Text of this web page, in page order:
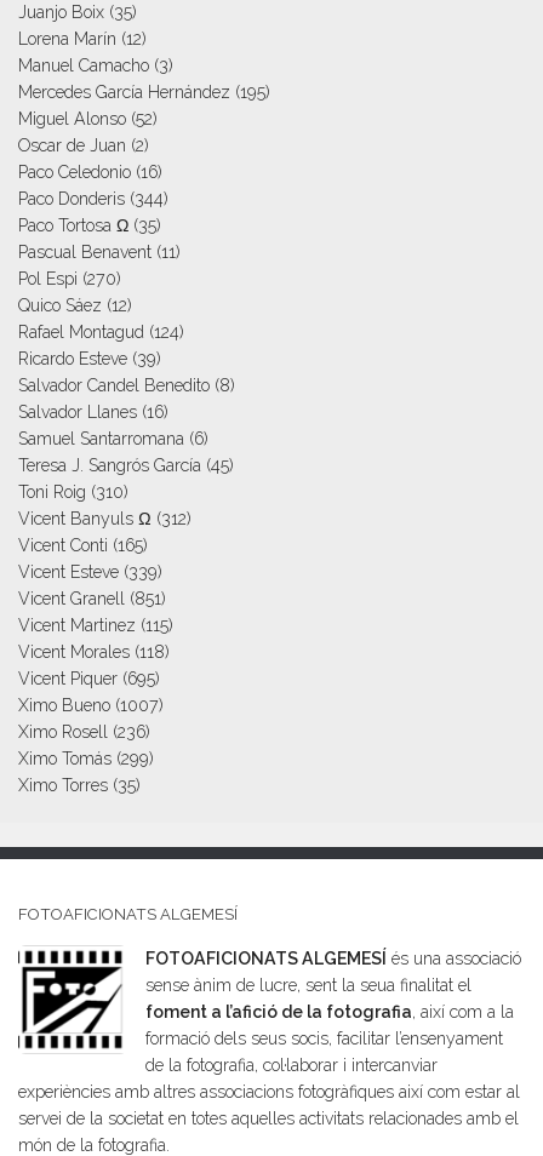
Juanjo Boix (35)
Lorena Marín (12)
Manuel Camacho (3)
Mercedes García Hernández (195)
Miguel Alonso (52)
Oscar de Juan (2)
Paco Celedonio (16)
Paco Donderis (344)
Paco Tortosa Ω (35)
Pascual Benavent (11)
Pol Espi (270)
Quico Sáez (12)
Rafael Montagud (124)
Ricardo Esteve (39)
Salvador Candel Benedito (8)
Salvador Llanes (16)
Samuel Santarromana (6)
Teresa J. Sangrós García (45)
Toni Roig (310)
Vicent Banyuls Ω (312)
Vicent Conti (165)
Vicent Esteve (339)
Vicent Granell
(851)
Vicent Martinez (115)
Vicent Morales (118)
Vicent Piquer (695)
Ximo Bueno (1007)
Ximo Rosell
(236)
Ximo Tomás (299)
Ximo Torres (35)
FOTOAFICIONATS ALGEMESÍ
FOTOAFICIONATS ALGEMESÍ és una associació
sense ànim de lucre, sent la seua finalitat el
foment a l’afició de la fotografia, així com a la
formació dels seus socis, facilitar l’ensenyament
de la fotografia, col·laborar i intercanviar
experiències amb altres associacions fotogràfiques així com estar al
servei de la societat en totes aquelles activitats relacionades amb el
món de la fotografia.